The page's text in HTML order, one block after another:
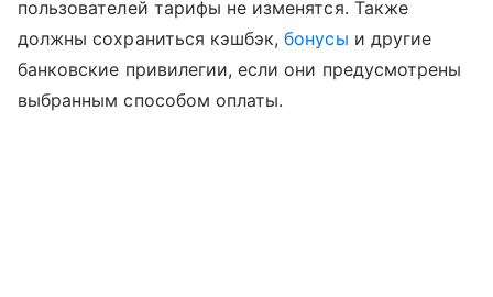
пользователей тарифы не изменятся. Также
должны сохраниться кэшбэк,бонусы и другие
банковские привилегии, если они предусмотрены
выбранным способом оплаты.